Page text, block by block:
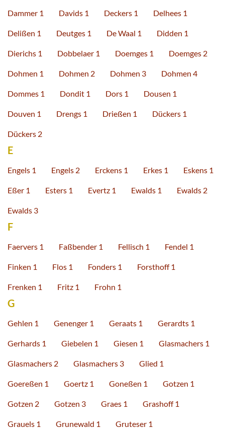
Dammer 1 Davids 1 Deckers 1 Delhees 1
Delißen 1 Deutges 1 De Waal 1 Didden 1
Dierichs 1 Dobbelaer 1 Doemges 1 Doemges 2
Dohmen 1 Dohmen 2 Dohmen 3 Dohmen 4
Dommes 1 Dondit 1 Dors 1 Dousen 1
Douven 1 Drengs 1 Drießen 1 Dückers 1
Dückers 2
E
Engels 1 Engels 2 Erckens 1 Erkes 1 Eskens 1
Eßer 1 Esters 1 Evertz 1 Ewalds 1 Ewalds 2
Ewalds 3
F
Faervers 1 Faßbender 1 Fellisch 1 Fendel 1
Finken 1 Flos 1 Fonders 1 Forsthoff 1
Frenken 1 Fritz 1 Frohn 1
G
Gehlen 1 Genenger 1 Geraats 1 Gerardts 1
Gerhards 1 Giebelen 1 Giesen 1 Glasmachers 1
Glasmachers 2 Glasmachers 3 Glied 1
Goereßen 1 Goertz 1 Goneßen 1 Gotzen 1
Gotzen 2 Gotzen 3 Graes 1 Grashoff 1
Grauels 1 Grunewald 1 Gruteser 1